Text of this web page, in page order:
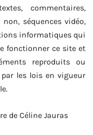
commentaires,
séquences vidéo,
informatiques qui
fonctionner ce site et
reproduits ou
les lois en vigueur
de Céline Jauras